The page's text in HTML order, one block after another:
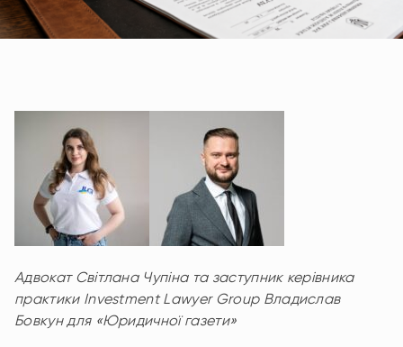
Адвокат Світлана Чупіна та заступник керівника
практики Investment Lawyer Group Владислав
Бовкундля «Юридичної газети»